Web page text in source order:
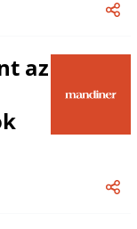
az